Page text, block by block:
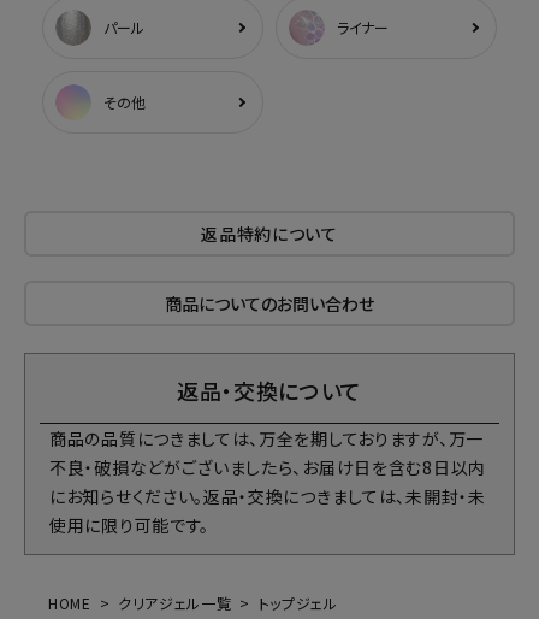
パール ライナー
その他
返品特約について
商品についてのお問い合わせ
返品・交換について
商品の品質につきましては、万全を期しておりますが、万一
不良・破損などがございましたら、お届け日を含む8日以内
にお知らせください。返品・交換につきましては、未開封・未
使用に限り可能です。
HOME クリアジェル一覧
トップジェル